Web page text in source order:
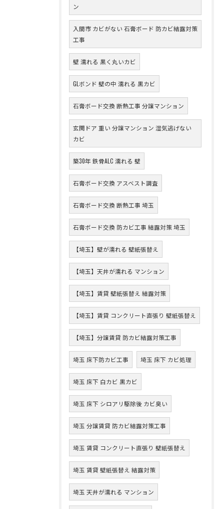
ン
入間市 カビがない 石膏ボード 防カビ結露対策
工事
壁 濡れる 黒く丸いカビ
GLボンド 壁の中 濡れる 黒カビ
石膏ボード交換 断熱工事 分譲マンション
玄関ドア 重い 分譲マンション 湿気逃げない
カビ
築30年 鉄骨ALC 濡れる 壁
石膏ボード交換 アスベスト調査
石膏ボード交換 断熱工事 埼玉
石膏ボード交換 防カビ工事 結露対策 埼玉
【埼玉】壁が濡れる 壁紙張替え
【埼玉】天井が濡れる マンション
【埼玉】賃貸 壁紙張替え 結露対策
【埼玉】賃貸 コンクリート直張り 壁紙張替え
【埼玉】分譲賃貸 防カビ結露対策工事
埼玉 床下防カビ工事 埼玉 床下 カビ処理
埼玉 床下 白カビ 黒カビ
埼玉 床下 シロアリ駆除後 カビ臭い
埼玉 分譲賃貸 防カビ結露対策工事
埼玉 賃貸 コンクリート直張り 壁紙張替え
埼玉 賃貸 壁紙張替え 結露対策
埼玉 天井が濡れる マンション